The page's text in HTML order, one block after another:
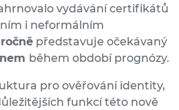
vydávání certifikátů
i neformálním
představuje očekávaný
během období prognózy.
pro ověřování identity,
funkcí této nově